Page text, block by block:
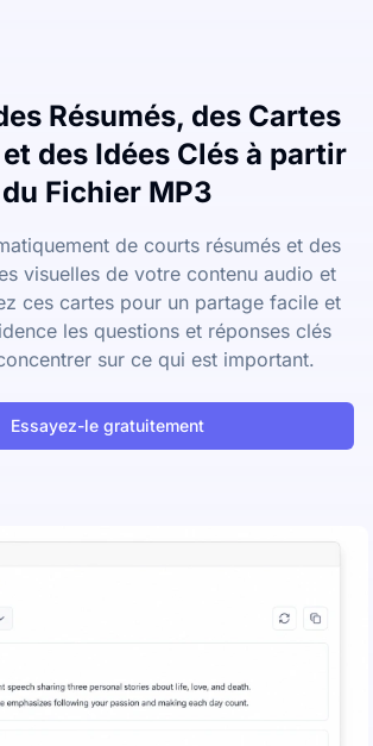
Résumés, des Cartes
des Idées Clés à partir
du Fichier MP3
de courts résumés et des
visuelles de votre contenu audio et
ces cartes pour un partage facile et
les questions et réponses clés
sur ce qui est important.
Essayez-le gratuitement